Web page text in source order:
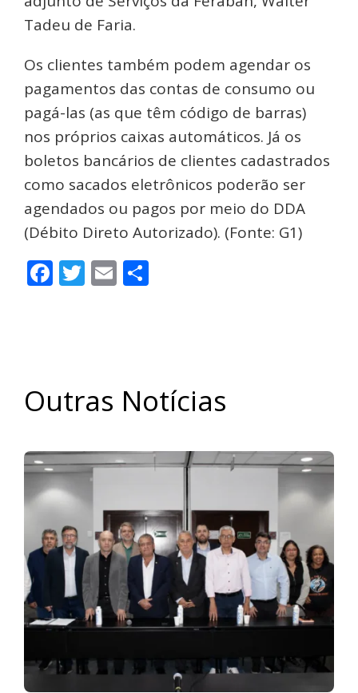
Tadeu de Faria.
Os clientes também podem agendar os
pagamentos das contas de consumo ou
pagá-las (as que têm código de barras)
nos próprios caixas automáticos. Já os
boletos bancários de clientes cadastrados
como sacados eletrônicos poderão ser
agendados ou pagos por meio do DDA
(Débito Direto Autorizado). (Fonte: G1)
Facebook
Twitter
Email
Outras Notícias